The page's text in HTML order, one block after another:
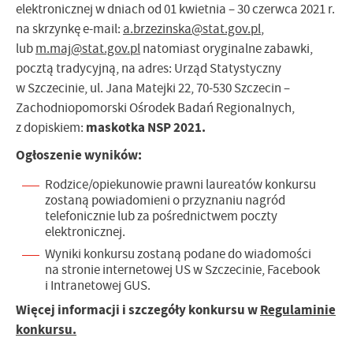
elektronicznej w dniach od 01 kwietnia – 30 czerwca 2021 r.
na skrzynkę e-mail: a.brzezinska@stat.gov.pl,
lubm.maj@stat.gov.plnatomiast oryginalne zabawki,
pocztą tradycyjną, na adres: Urząd Statystyczny
w Szczecinie, ul. Jana Matejki 22, 70-530 Szczecin –
Zachodniopomorski Ośrodek Badań Regionalnych,
z dopiskiem: maskotka NSP 2021.
Ogłoszenie wyników:
Rodzice/opiekunowie prawni laureatów konkursu
zostaną powiadomieni o przyznaniu nagród
telefonicznie lub za pośrednictwem poczty
elektronicznej.
Wyniki konkursu zostaną podane do wiadomości
na stronie internetowej US w Szczecinie, Facebook
i Intranetowej GUS.
Więcej informacji i szczegóły konkursu wRegulaminie
konkursu.